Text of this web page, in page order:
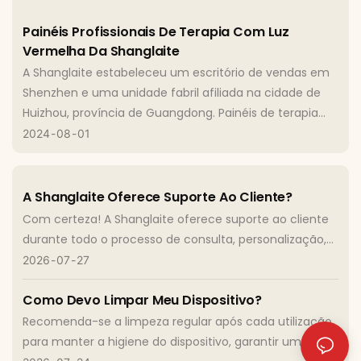
Painéis Profissionais De Terapia Com Luz
Vermelha Da Shanglaite
A Shanglaite estabeleceu um escritório de vendas em
Shenzhen e uma unidade fabril afiliada na cidade de
Huizhou, província de Guangdong. Painéis de terapia
com luz vermelha.
2024 08 01
A Shanglaite Oferece Suporte Ao Cliente?
Com certeza! A Shanglaite oferece suporte ao cliente
durante todo o processo de consulta, personalização,
pedido e pós-venda do produto. Nossa equipe trabalha
uma experiência tranquila, desde a consulta inicial até
a entrega do produto e o suporte contínuo.
2026 07 27
Como Devo Limpar Meu Dispositivo?
Recomenda-se a limpeza regular após cada utilização
para manter a higiene do dispositivo, garantir um